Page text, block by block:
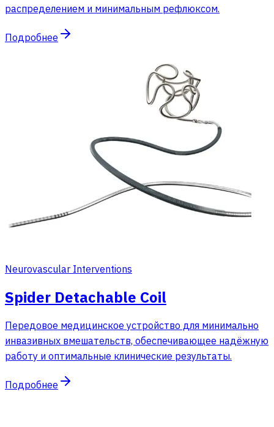
распределением и минимальным рефлюксом.
Подробнее
Neurovascular Interventions
Spider Detachable Coil
Передовое медицинское устройство для минимально
инвазивных вмешательств, обеспечивающее надёжную
работу и оптимальные клинические результаты.
Подробнее